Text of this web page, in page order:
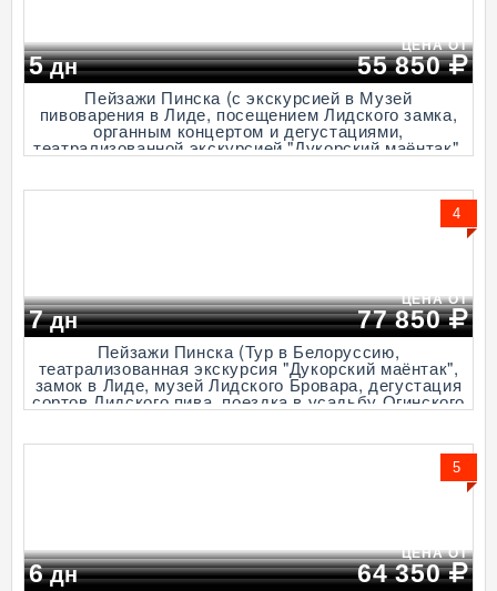
5дн
ЦЕНА ОТ
55 850
Пейзажи Пинска (с экскурсией в Музей
пивоварения в Лиде, посещением Лидского замка,
органным концертом и дегустациями,
театрализованной экскурсией "Дукорский маёнтак",
5 дней + ж/д или авиа)
4
7дн
ЦЕНА ОТ
77 850
Пейзажи Пинска (Тур в Белоруссию,
театрализованная экскурсия "Дукорский маёнтак",
замок в Лиде, музей Лидского Бровара, дегустация
сортов Лидского пива, поездка в усадьбу Огинского
в Залесье, 7 дней + ж/д или авиа)
5
6дн
ЦЕНА ОТ
64 350